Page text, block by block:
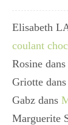
Elisabeth
coulant
Rosine dans
Griotte dans
Gabz dans
Marguerite